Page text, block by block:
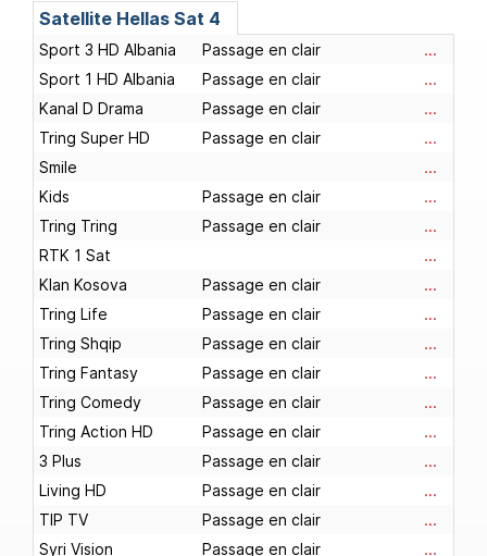
Satellite Hellas Sat 4
Sport 3 HD Albania Passage en clair
...
Sport 1 HD Albania
Passage en clair
...
Kanal D Drama
Passage en clair
...
Tring Super HD
Passage en clair
...
Smile
...
Kids
Passage en clair
...
Tring Tring
Passage en clair
...
RTK 1 Sat
...
Klan Kosova
Passage en clair
...
Tring Life
Passage en clair
...
Tring Shqip
Passage en clair
...
Tring Fantasy
Passage en clair
...
Tring Comedy
Passage en clair
...
Tring Action HD
Passage en clair
...
3 Plus
Passage en clair
...
Living HD
Passage en clair
...
TIP TV
Passage en clair
...
Syri Vision
Passage en clair
...